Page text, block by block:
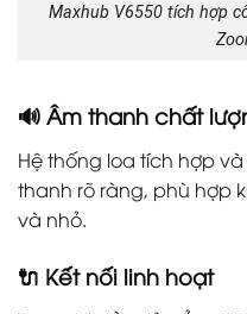
Maxhub V6550 tích hợp
🔊 Âm thanh chất
Hệ thống loa tích hợp
thanh rõ ràng, phù hợp
và nhỏ.
🔌 Kết nối linh hoạt